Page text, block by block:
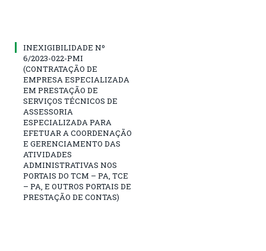
INEXIGIBILIDADE Nº
6/2023-022-PMI
(CONTRATAÇÃO DE
EMPRESA ESPECIALIZADA
EM PRESTAÇÃO DE
SERVIÇOS TÉCNICOS DE
ASSESSORIA
ESPECIALIZADA PARA
EFETUAR A COORDENAÇÃO
E GERENCIAMENTO DAS
ATIVIDADES
ADMINISTRATIVAS NOS
PORTAIS DO TCM – PA, TCE
– PA, E OUTROS PORTAIS DE
PRESTAÇÃO DE CONTAS)